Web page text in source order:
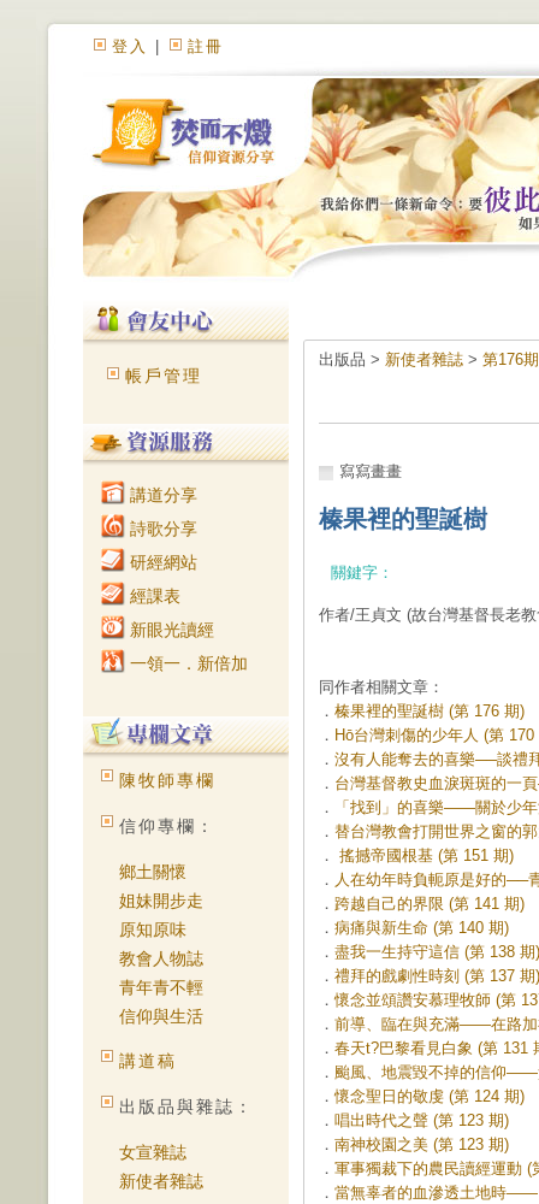
登入 註冊
帳戶管理
講道分享
詩歌分享
研經網站
經課表
新眼光讀經
一領一．新倍加
陳牧師專欄
信仰專欄：
鄉土關懷
姐妹開步走
原知原味
教會人物誌
青年青不輕
信仰與生活
講道稿
出版品與雜誌：
女宣雜誌
新使者雜誌
出版品 > 新使者雜誌 > 第176
寫寫畫畫
榛果裡的聖誕樹
關鍵字：
作者/王貞文 (故台灣基督長老
同作者相關文章：
． 榛果裡的聖誕樹 (第 176 期)
． Hō͘台灣刺傷的少年人 (第 170
． 沒有人能奪去的喜樂──談禮
． 台灣基督教史血淚斑斑的一
．
「找到」的喜樂——關於少
． 替台灣教會打開世界之窗的
． 搖撼帝國根基 (第 151 期)
． 人在幼年時負軛原是好的──
． 跨越自己的界限 (第 141 期)
． 病痛與新生命 (第 140 期)
． 盡我一生持守這信 (第 138 期)
． 禮拜的戲劇性時刻 (第 137 期)
．懷念並頌讚安慕理牧師 (第
． 前導、臨在與充滿——在路加
． 春天t?巴黎看見白象 (第 131
． 颱風、地震毀不掉的信仰——
．懷念聖日的敬虔 (第 124 期)
． 唱出時代之聲 (第 123 期)
． 南神校園之美 (第 123 期)
． 軍事獨裁下的農民讀經運動 (
． 當無辜者的血滲透土地時——